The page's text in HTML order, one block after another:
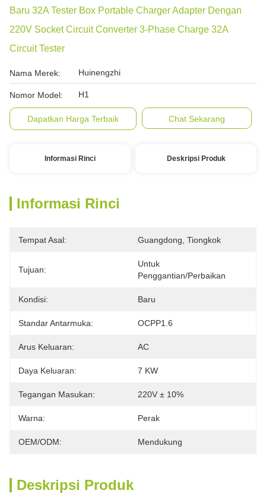
Baru 32A Tester Box Portable Charger Adapter Dengan
220V Socket Circuit Converter 3-Phase Charge 32A
Circuit Tester
Nama Merek: Huinengzhi
Nomor Model: H1
Dapatkan Harga Terbaik Chat Sekarang
Informasi Rinci Deskripsi Produk
Informasi Rinci
Tempat Asal: Guangdong, Tiongkok
Tujuan:
Untuk
Penggantian/perbaikan
Kondisi: Baru
Standar Antarmuka: OCPP1.6
Arus Keluaran: AC
Daya Keluaran: 7 KW
Tegangan Masukan: 220V ± 10%
Warna: Perak
OEM/ODM: Mendukung
Deskripsi Produk